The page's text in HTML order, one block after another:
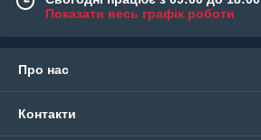
Показати весь графік роботи
Про нас
Контакти